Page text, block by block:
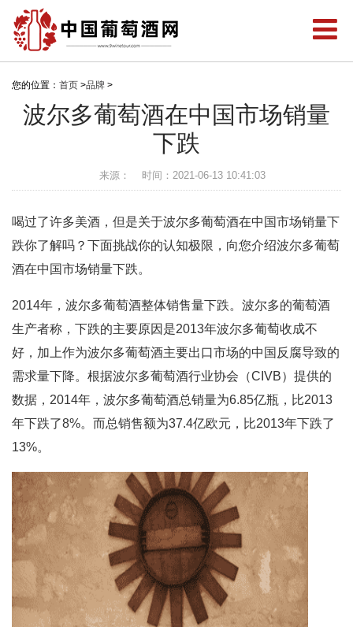
您的位置： 首页 >品牌 >
波尔多葡萄酒在中国市场销量
下跌
来源： 时间：2021-06-13 10:41:03
喝过了许多美酒，但是关于波尔多葡萄酒在中国市场销量下
跌你了解吗？下面挑战你的认知极限，向您介绍波尔多葡萄
酒在中国市场销量下跌。
2014年，波尔多葡萄酒整体销售量下跌。波尔多的葡萄酒
生产者称，下跌的主要原因是2013年波尔多葡萄收成不
好，加上作为波尔多葡萄酒主要出口市场的中国反腐导致的
需求量下降。根据波尔多葡萄酒行业协会（CIVB）提供的
数据，2014年，波尔多葡萄酒总销量为6.85亿瓶，比2013
年下跌了8%。而总销售额为37.4亿欧元，比2013年下跌了
13%。